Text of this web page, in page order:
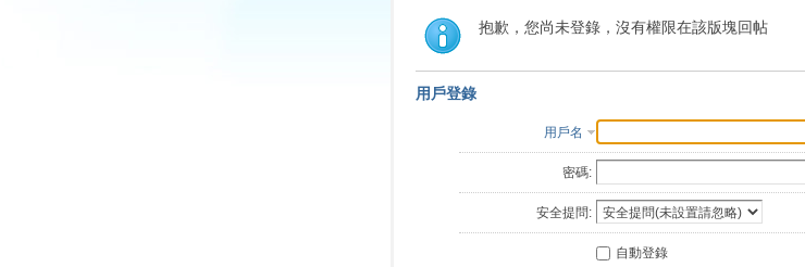
索
抱歉，您尚未登錄，沒有權限在該版塊回帖
用戶登錄
用戶名
密碼:
安全提問:
自動登錄